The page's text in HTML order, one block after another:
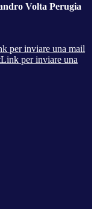
Volta Perugia
per inviare una mail
Link per inviare una